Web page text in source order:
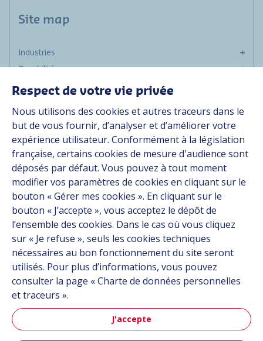
Site map
Industries
Durabilité
Média
Groupe
Fournisseurs
Documentation
Contact
Follow us
LinkedIn
Instagram
Respect de votre vie privée
Nous utilisons des cookies et autres traceurs dans le
but de vous fournir, d’analyser et d’améliorer votre
expérience utilisateur. Conformément à la législation
française, certains cookies de mesure d'audience sont
déposés par défaut. Vous pouvez à tout moment
modifier vos paramètres de cookies en cliquant sur le
bouton « Gérer mes cookies ». En cliquant sur le
bouton « J’accepte », vous acceptez le dépôt de
l’ensemble des cookies. Dans le cas où vous cliquez
sur « Je refuse », seuls les cookies techniques
nécessaires au bon fonctionnement du site seront
utilisés. Pour plus d’informations, vous pouvez
consulter la page « Charte de données personnelles
et traceurs ».
J'accepte